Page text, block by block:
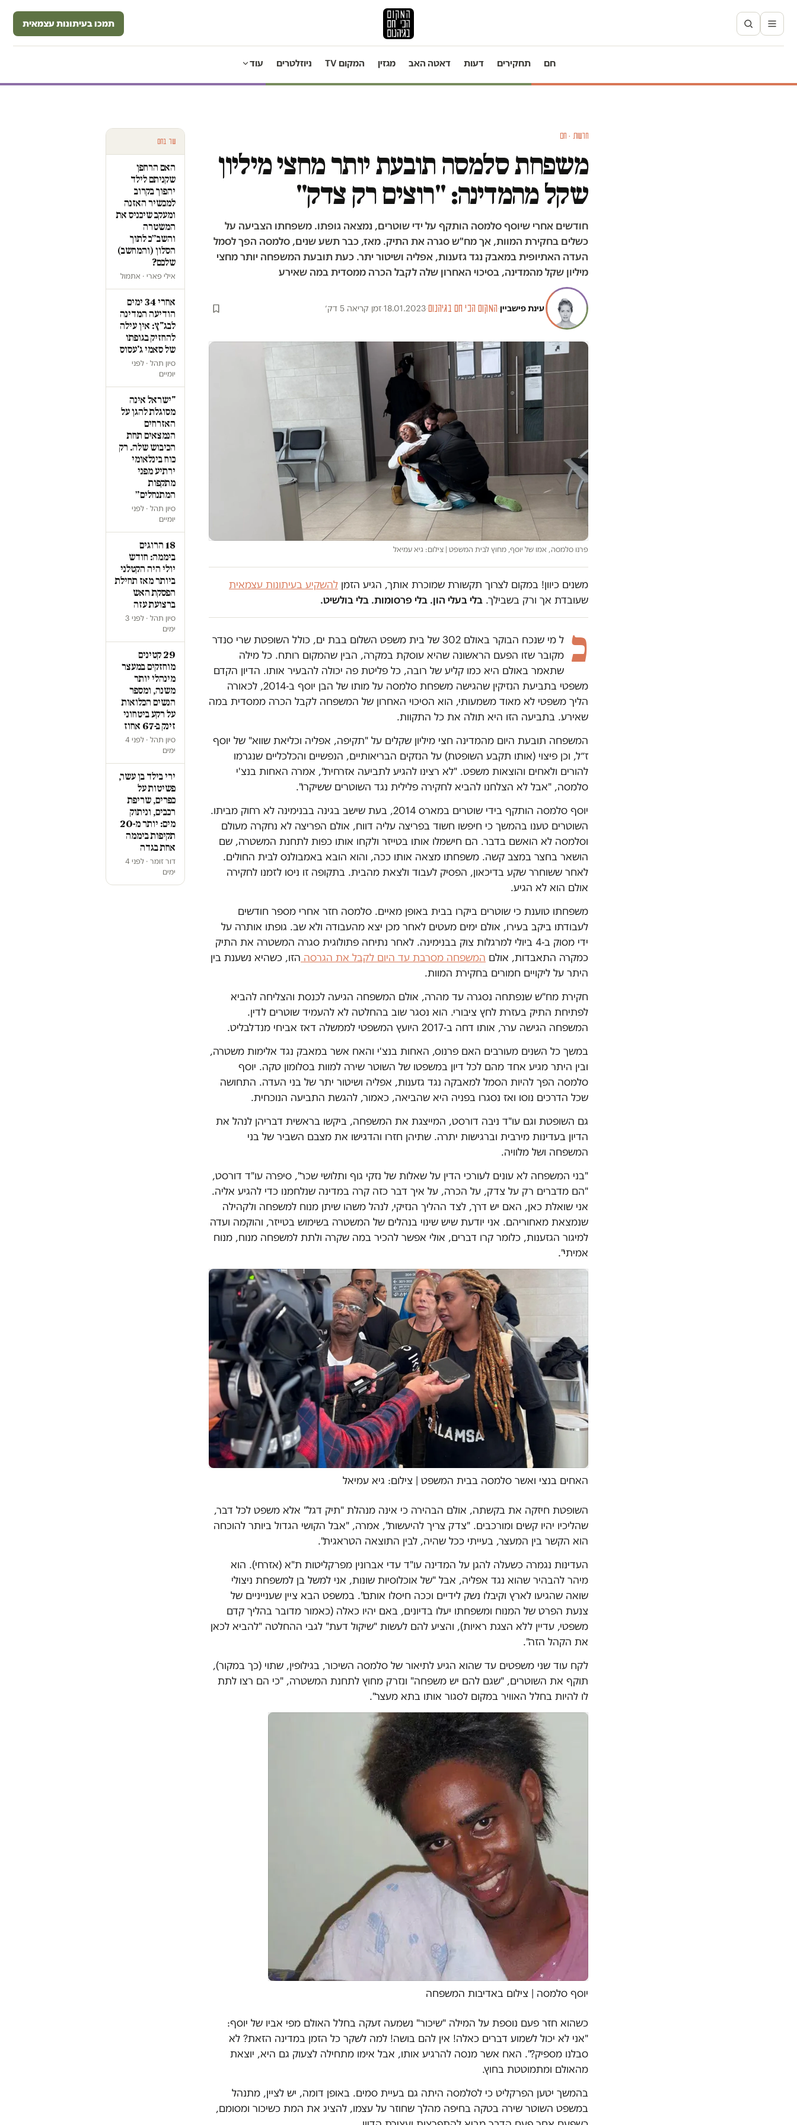
תמכו בעיתונות עצמאית
חם תחקירים דעות דאטה האב מגזין המקום TV ניוזלטרים עוד
חדשות · חם
משפחת סלמסה תובעת יותר מחצי מיליון
שקל מהמדינה: "רוצים רק צדק"
חודשים אחרי שיוסף סלמסה הותקף על ידי שוטרים, נמצאה גופתו. משפחתו הצביעה על
כשלים בחקירת המוות, אך מח"ש סגרה את התיק. מאז, כבר תשע שנים, סלמסה הפך לסמל
העדה האתיופית במאבק נגד גזענות, אפליה ושיטור יתר. כעת תובעת המשפחה יותר מחצי
מיליון שקל מהמדינה, בסיכוי האחרון שלה לקבל הכרה ממסדית במה שאירע
עינת פישביין·המקום הכי חם בגיהנום·
18.01.2023
·זמן קריאה 5 דק׳
פרנו סלמסה, אמו של יוסף, מחוץ לבית המשפט | צילום: גיא עמיאל
משנים כיוון! במקום לצרוך תקשורת שמוכרת אותך, הגיע הזמן להשקיע בעיתונות עצמאית
שעובדת אך ורק בשבילך. בלי בעלי הון. בלי פרסומות. בלי בולשיט.
כ
ל מי שנכח הבוקר באולם 302 של בית משפט השלום בבת ים, כולל השופטת שרי סנדר
מקובר שזו הפעם הראשונה שהיא עוסקת במקרה, הבין שהמקום רותח. כל מילה
שתאמר באולם היא כמו קליע של רובה, כל פליטת פה יכולה להבעיר אותו. הדיון הקדם
משפטי בתביעת הנזיקין שהגישה משפחת סלמסה על מותו של הבן יוסף ב-2014, לכאורה
הליך משפטי לא מאוד משמעותי, הוא הסיכוי האחרון של המשפחה לקבל הכרה ממסדית במה
שאירע. בתביעה הזו היא תולה את כל התקוות.
המשפחה תובעת היום מהמדינה חצי מיליון שקלים על "תקיפה, אפליה וכליאת שווא" של יוסף
ז״ל, וכן פיצוי (אותו תקבע השופטת) על הנזקים הבריאותיים, הנפשיים והכלכליים שנגרמו
להורים ולאחים והוצאות משפט. "לא רצינו להגיע לתביעה אזרחית", אמרה האחות בנצ'י
סלמסה, "אבל לא הצלחנו להביא לחקירה פלילית נגד השוטרים ששיקרו".
יוסף סלמסה הותקף בידי שוטרים במארס 2014, בעת שישב בגינה בבנימינה לא רחוק מביתו.
השוטרים טענו בהמשך כי חיפשו חשוד בפריצה עליה דווח, אולם הפריצה לא נחקרה מעולם
וסלמסה לא הואשם בדבר. הם חישמלו אותו בטייזר ולקחו אותו כפות לתחנת המשטרה, שם
הושאר בחצר במצב קשה. משפחתו מצאה אותו ככה, והוא הובא באמבולנס לבית החולים.
לאחר ששוחרר שקע בדיכאון, הפסיק לעבוד ולצאת מהבית. בתקופה זו ניסו לזמנו לחקירה
אולם הוא לא הגיע.
משפחתו טוענת כי שוטרים ביקרו בבית באופן מאיים. סלמסה חזר אחרי מספר חודשים
לעבודתו ביקב בעירו, אולם ימים מעטים לאחר מכן יצא מהעבודה ולא שב. גופתו אותרה על
ידי מסוק ב-4 ביולי למרגלות צוק בבנימינה. לאחר נתיחה פתולוגית סגרה המשטרה את התיק
כמקרה התאבדות, אולם המשפחה מסרבת עד היום לקבל את הגרסה הזו, כשהיא נשענת בין
היתר על ליקויים חמורים בחקירת המוות.
חקירת מח"ש שנפתחה נסגרה עד מהרה, אולם המשפחה הגיעה לכנסת והצליחה להביא
לפתיחת התיק בעזרת לחץ ציבורי. הוא נסגר שוב בהחלטה לא להעמיד שוטרים לדין.
המשפחה הגישה ערר, אותו דחה ב-2017 היועץ המשפטי לממשלה דאז אביחי מנדלבליט.
במשך כל השנים מעורבים האם פרנוס, האחות בנצ'י והאח אשר במאבק נגד אלימות משטרה,
ובין היתר מגיע אחד מהם לכל דיון במשפטו של השוטר שירה למוות בסלומון טקה. יוסף
סלמסה הפך להיות הסמל למאבקה נגד גזענות, אפליה ושיטור יתר של בני העדה. התחושה
שכל הדרכים נוסו ואז נסגרו בפניה היא שהביאה, כאמור, להגשת התביעה הנוכחית.
גם השופטת וגם עו"ד ניבה דורסט, המייצגת את המשפחה, ביקשו בראשית דבריהן לנהל את
הדיון בעדינות מירבית וברגישות יתרה. שתיהן חזרו והדגישו את מצבם השביר של בני
המשפחה ושל מלוויה.
"בני המשפחה לא עונים לעורכי הדין על שאלות של נזקי גוף ותלושי שכר", סיפרה עו"ד דורסט,
"הם מדברים רק על צדק, על הכרה, על איך דבר כזה קרה במדינה שנלחמנו כדי להגיע אליה.
אני שואלת כאן, האם יש דרך, לצד ההליך הנזיקי, לנהל משהו שיתן מנוח למשפחה ולקהילה
שנמצאת מאחוריהם. אני יודעת שיש שינוי בנהלים של המשטרה בשימוש בטייזר, והוקמה ועדה
למיגור הגזענות, כלומר קרו דברים, אולי אפשר להכיר במה שקרה ולתת למשפחה מנוח, מנוח
אמיתי".
האחים בנצי ואשר סלמסה בבית המשפט | צילום: גיא עמיאל
השופטת חיזקה את בקשתה, אולם הבהירה כי אינה מנהלת "תיק דגל" אלא משפט לכל דבר,
שהליכיו יהיו קשים ומורכבים. "צדק צריך להיעשות", אמרה, "אבל הקושי הגדול ביותר להוכחה
הוא הקשר בין המעצר, בעייתי ככל שהיה, לבין התוצאה הטראגית".
העדינות נגמרה כשעלה להגן על המדינה עו"ד עדי אברונין מפרקליטות ת"א (אזרחי). הוא
מיהר להבהיר שהוא נגד אפליה, אבל "של אוכלוסיות שונות, אני למשל בן למשפחת ניצולי
שואה שהגיעו לארץ וקיבלו נשק לידיים וככה חיסלו אותם". במשפט הבא ציין שענייניים של
צנעת הפרט של המנוח ומשפחתו יעלו בדיונים, באם יהיו כאלה (כאמור מדובר בהליך קדם
משפטי, עדיין ללא הצגת ראיות), והציע להם לעשות "שיקול דעת" לגבי ההחלטה "להביא לכאן
את הקהל הזה".
לקח עוד שני משפטים עד שהוא הגיע לתיאור של סלמסה השיכור, בגילופין, שתוי (כך במקור),
תוקף את השוטרים, "שגם להם יש משפחה" ונזרק מחוץ לתחנת המשטרה, "כי הם רצו לתת
לו להיות בחלל האוויר במקום לסגור אותו בתא מעצר".
יוסף סלמסה | צילום באדיבות המשפחה
כשהוא חזר פעם נוספת על המילה "שיכור" נשמעה זעקה בחלל האולם מפי אביו של יוסף:
"אני לא יכול לשמוע דברים כאלה! אין להם בושה! למה לשקר כל הזמן במדינה הזאת? לא
סבלנו מספיק?". האח אשר מנסה להרגיע אותו, אבל אימו מתחילה לצעוק גם היא, יוצאת
מהאולם ומתמוטטת בחוץ.
בהמשך יטען הפרקליט כי לסלמסה היתה גם בעיית סמים. באופן דומה, יש לציין, מתנהל
במשפט השוטר שירה בטקה בחיפה מהלך שחוזר על עצמו, להציג את המת כשיכור ומסומם,
עוד בחם
האם הרחפן
שקניתם לילד
יהפוך בקרוב
למכשיר האזנה
ומעקב שיכניס את
המשטרה
והשב״כ לתוך
הסלון (והמחשב)
שלכם?
אילי פארי · אתמול
אחרי 34 ימים
הודיעה המדינה
לבג"ץ: אין עילה
להחזיק בגופתו
של סאמי ג'עסוס
סיון תהל · לפני
יומיים
"ישראל אינה
מסוגלת להגן על
האזרחים
הנמצאים תחת
הכיבוש שלה. רק
כוח בינלאומי
ירתיע מפני
מתקפות
המתנחלים״
סיון תהל · לפני
יומיים
18 הרוגים
ביממה: חודש
יולי היה הקטלני
ביותר מאז תחילת
הפסקת האש
ברצועת עזה
סיון תהל · לפני 3
ימים
29 קטינים
מוחזקים במעצר
מינהלי יותר
משנה, ומספר
הנשים הכלואות
על רקע ביטחוני
זינק ב-67 אחוז
סיון תהל · לפני 4
ימים
ירי בילד בן עשר,
פשיטות על
כפרים, שריפת
רכבים, וניתוק
מים: יותר מ-20
תקיפות ביממה
אחת בגדה
דור זומר · לפני 4
ימים